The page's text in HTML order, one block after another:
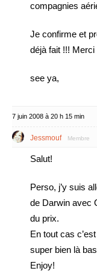
compagnies
Je confirme et
déjà fait !!!
see ya,
7 juin 2008 à 20 h 15 min
Jessmouf Membre
Salut!
Perso, j’y suis
de Darwin avec
du prix.
En tout cas
super bien là
Enjoy!